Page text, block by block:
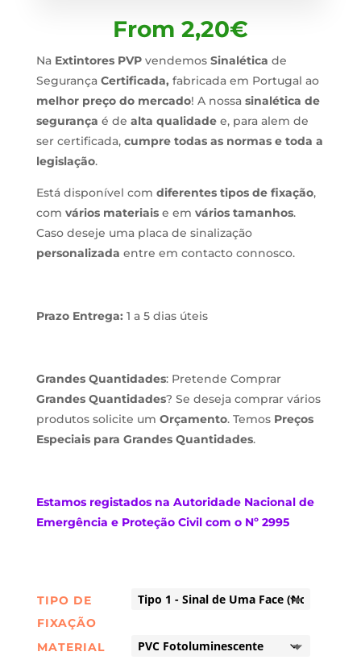
From 2,20€
Na Extintores PVPvendemos Sinalética de
Segurança Certificada, fabricada em Portugal ao
melhor preço do mercado! A nossa sinalética de
segurança é de alta qualidadee, para alem de
ser certificada, cumpre todas as normas e toda a
legislação.
Está disponível com diferentes tipos de fixação,
com vários materiaise em vários tamanhos.
Caso deseje uma placa de sinalização
personalizada entre em contacto connosco.
Prazo Entrega: 1 a 5 dias úteis
Grandes Quantidades: Pretende Comprar
Grandes Quantidades? Se deseja comprar vários
produtos solicite um Orçamento. Temos Preços
Especiais para Grandes Quantidades.
Estamosregistados na Autoridade Nacional de
Emergência e Proteção Civil com o Nº 2995
TIPO DE
FIXAÇÃO
MATERIAL